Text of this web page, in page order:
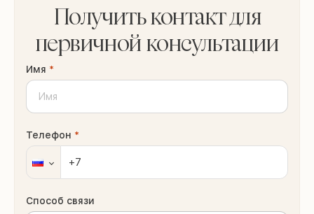
Получить контакт для
первичной консультации
Имя *
Телефон *
Способ связи